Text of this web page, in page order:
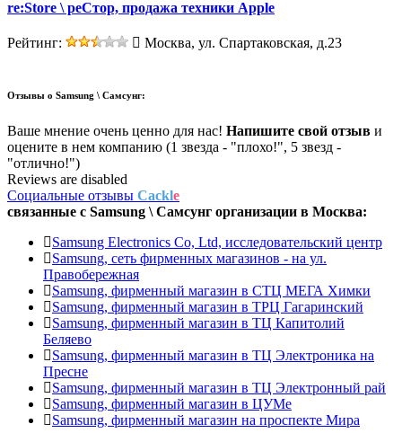
re:Store \ реСтор, продажа техники Apple
Рейтинг: Москва, ул. Спартаковская, д.23
Отзывы о Samsung \ Самсунг:
Ваше мнение очень ценно для нас! Напишите свой отзыв и
оцените в нем компанию (1 звезда - "плохо!", 5 звезд -
"отлично!")
Reviews are disabled
Социальные отзывы Cackle
связанные с Samsung \ Самсунг организации в Москва:
Samsung Electronics Co, Ltd, исследовательский центр
Samsung, сеть фирменных магазинов - на ул.
Правобережная
Samsung, фирменный магазин в СТЦ МЕГА Химки
Samsung, фирменный магазин в ТРЦ Гагаринский
Samsung, фирменный магазин в ТЦ Капитолий
Беляево
Samsung, фирменный магазин в ТЦ Электроника на
Пресне
Samsung, фирменный магазин в ТЦ Электронный рай
Samsung, фирменный магазин в ЦУМе
Samsung, фирменный магазин на проспекте Мира